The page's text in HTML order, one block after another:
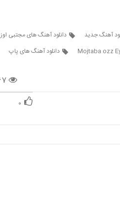
آهنگ جدید
دانلود آهنگ های مجتبی اوز
Mojtaba ozz دانلود آهنگ های پاپ
۲۶۷
۰